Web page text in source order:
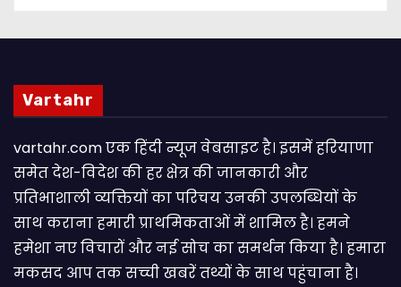
Vartahr
vartahr.com एक हिंदी न्यूज वेबसाइट है। इसमें हरियाणा
समेत देश-विदेश की हर क्षेत्र की जानकारी और
प्रतिभाशाली व्यक्तियों का परिचय उनकी उपलब्धियों के
साथ कराना हमारी प्राथमिकताओं में शामिल है। हमने
हमेशा नए विचारों और नई सोच का समर्थन किया है। हमारा
मकसद आप तक सच्ची खबरें तथ्यों के साथ पहुंचाना है।